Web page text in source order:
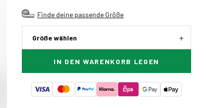
Finde deine passende Größe
Größe wählen
IN DEN WARENKORB LEGEN